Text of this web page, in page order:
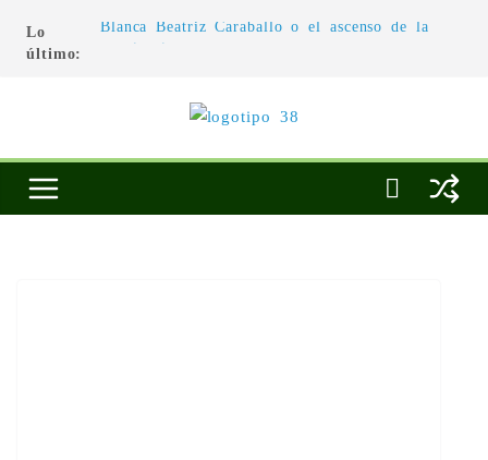
Lo
último:
Blanca Beatriz Caraballo o el ascenso de la
La Roldana: el descanso imposible de una
Utopías de un viajero